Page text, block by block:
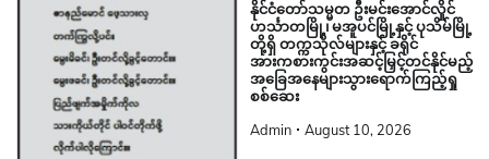
နိုင်ငံတော်သမ္မတ ဦးမင်းအောင်လှိုင်
ဟင်္သာတမြို့၊ မအူပင်မြို့နှင့် ပုသိမ်မြို့
တို့ရှိ တက္ကသိုလ်များနှင့် ခရိုင်
အားကစားကွင်းအဆင့်မြှင့်တင်နိုင်မည့်
အခြေအနေများသွားရောက်ကြည့်ရှု
စစ်ဆေး
Admin August 10, 2026